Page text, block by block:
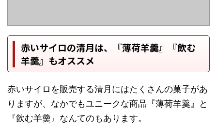
赤いサイロの清月は、『薄荷羊羹』『飲む
羊羹』もオススメ
赤いサイロを販売する清月にはたくさんの菓子があ
りますが、なかでもユニークな商品『薄荷羊羹』と
『飲む羊羹』なんてのもあります。